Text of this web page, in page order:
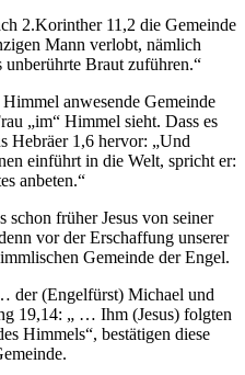
2.Korinther 11,2 die Gemeinde
Mann verlobt, nämlich
Braut zuführen.“
anwesende Gemeinde
„im“ Himmel sieht. Dass es
Hebräer 1,6 hervor: „Und
einführt in die Welt, spricht er:
anbeten.“
schon früher Jesus von seiner
vor der Erschaffung unserer
Gemeinde der Engel.
der (Engelfürst) Michael und
19,14: „ … Ihm (Jesus) folgten
Himmels“, bestätigen diese